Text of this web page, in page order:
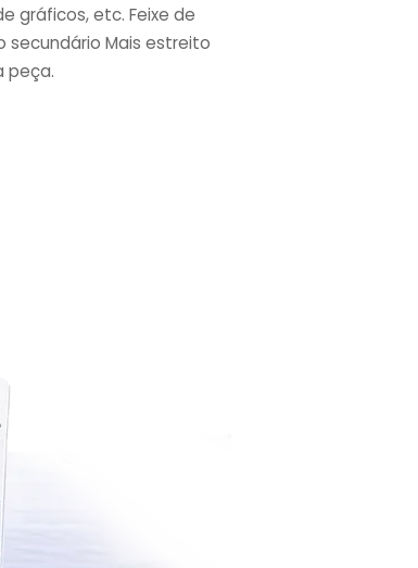
gráficos, etc. Feixe de
secundário Mais estreito
peça.